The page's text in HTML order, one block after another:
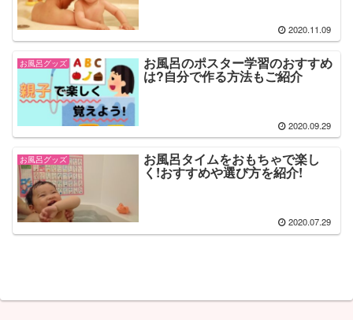
2020.11.09
お風呂グッズ お風呂のポスター学習のおすすめ
は?自分で作る方法もご紹介
2020.09.29
お風呂グッズ お風呂タイムをおもちゃで楽し
く!おすすめや選び方を紹介!
2020.07.29